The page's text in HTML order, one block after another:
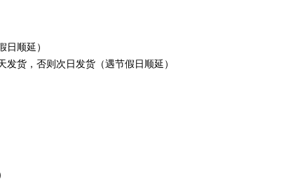
日顺延）
货，否则次日发货（遇节假日顺延）